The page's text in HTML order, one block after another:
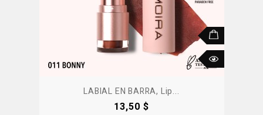
LABIAL EN BARRA, Lip...
Precio
13,50 $